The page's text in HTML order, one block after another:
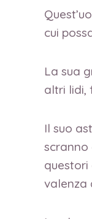
cui
La sua
altri lidi,
Il suo
scranno
valenza